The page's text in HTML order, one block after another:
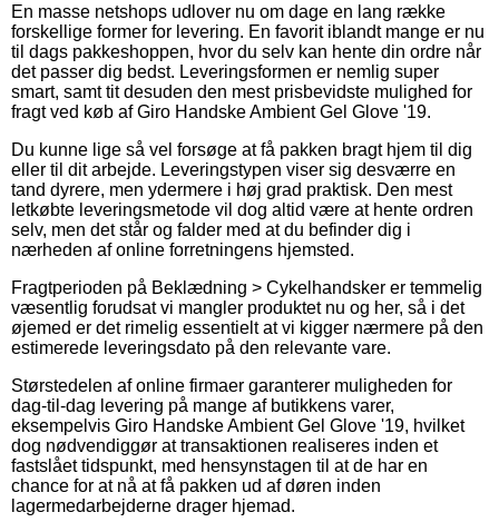
En masse netshops udlover nu om dage en lang række
forskellige former for levering. En favorit iblandt mange er nu
til dags pakkeshoppen, hvor du selv kan hente din ordre når
det passer dig bedst. Leveringsformen er nemlig super
smart, samt tit desuden den mest prisbevidste mulighed for
fragt ved køb af Giro Handske Ambient Gel Glove '19.
Du kunne lige så vel forsøge at få pakken bragt hjem til dig
eller til dit arbejde. Leveringstypen viser sig desværre en
tand dyrere, men ydermere i høj grad praktisk. Den mest
letkøbte leveringsmetode vil dog altid være at hente ordren
selv, men det står og falder med at du befinder dig i
nærheden af online forretningens hjemsted.
Fragtperioden på Beklædning > Cykelhandsker er temmelig
væsentlig forudsat vi mangler produktet nu og her, så i det
øjemed er det rimelig essentielt at vi kigger nærmere på den
estimerede leveringsdato på den relevante vare.
Størstedelen af online firmaer garanterer muligheden for
dag-til-dag levering på mange af butikkens varer,
eksempelvis Giro Handske Ambient Gel Glove '19, hvilket
dog nødvendiggør at transaktionen realiseres inden et
fastslået tidspunkt, med hensynstagen til at de har en
chance for at nå at få pakken ud af døren inden
lagermedarbejderne drager hjemad.